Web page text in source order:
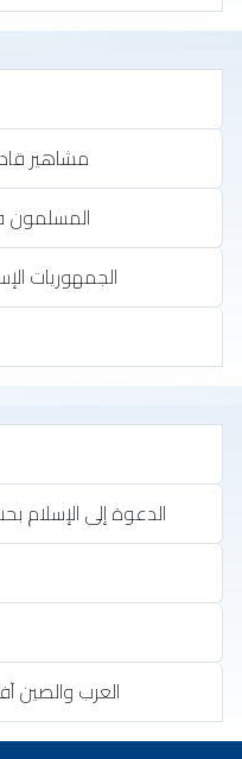
مشاهير
المسلمون
الجمهوريات
الدعوة إلى الإسلام
العرب والصين